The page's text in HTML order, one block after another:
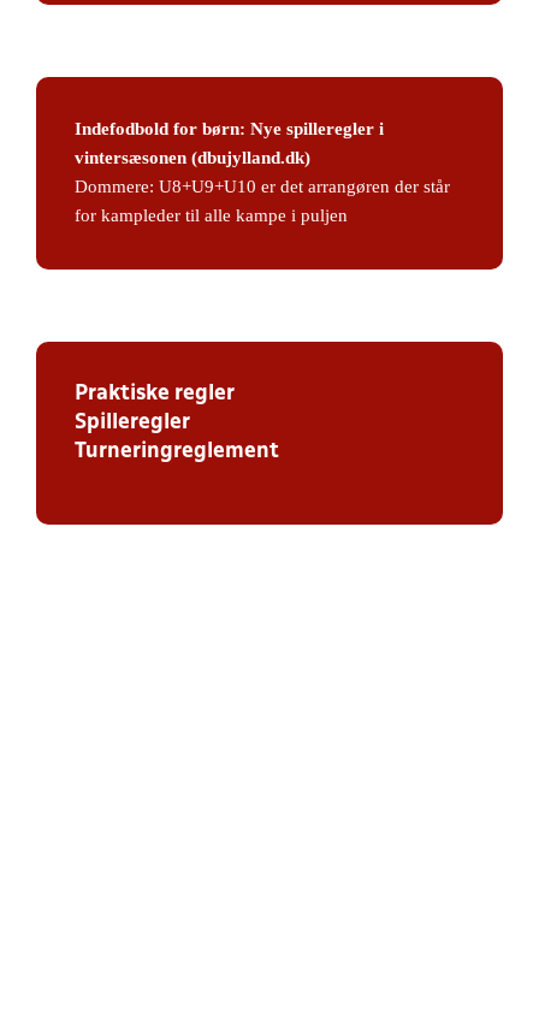
Indefodbold for børn: Nye spilleregler i
vintersæsonen (dbujylland.dk)
Dommere: U8+U9+U10 er det arrangøren der står
for kampleder til alle kampe i puljen
Praktiske regler
Spilleregler
Turneringreglement